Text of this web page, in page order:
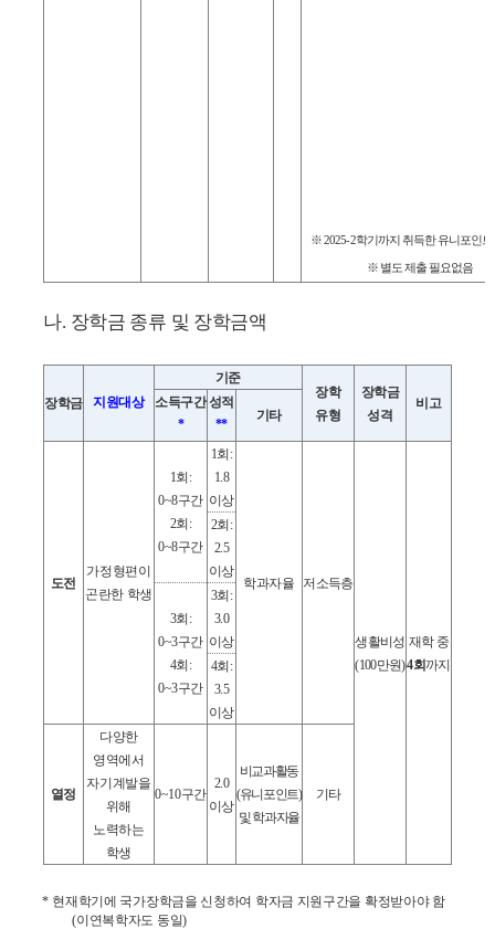
※2025-2학기까지 취득한 유니포인
※ 별도 제출 필요없음
나. 장학금 종류 및 장학금액
장학금 지원대상
기준
장학
유형
장학금
성격
비고
소득구간
*
성적
**
기타
도전
가정형편이
곤란한 학생
1회:
0~8구간
2회:
0~8구간
1회:
1.8
이상
학과자율 저소득층
생활비성
(100만원)
재학 중
4회까지
2회:
2.5
이상
3회:
0~3구간
4회:
0~3구간
3회:
3.0
이상
4회:
3.5
이상
열정
다양한
영역에서
자기계발을
위해
노력하는
학생
0~10구간
2.0
이상
비교과활동
(유니포인트)
및 학과자율
기타
* 현재학기에 국가장학금을 신청하여 학자금 지원구간을 확정받아야 함
(이연복학자도 동일)